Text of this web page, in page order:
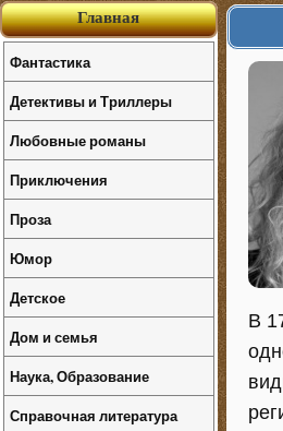
В
Главная
Фантастика
Детективы и Триллеры
Любовные романы
Приключения
Проза
Юмор
Детское
Дом и семья
Наука, Образование
Справочная литература